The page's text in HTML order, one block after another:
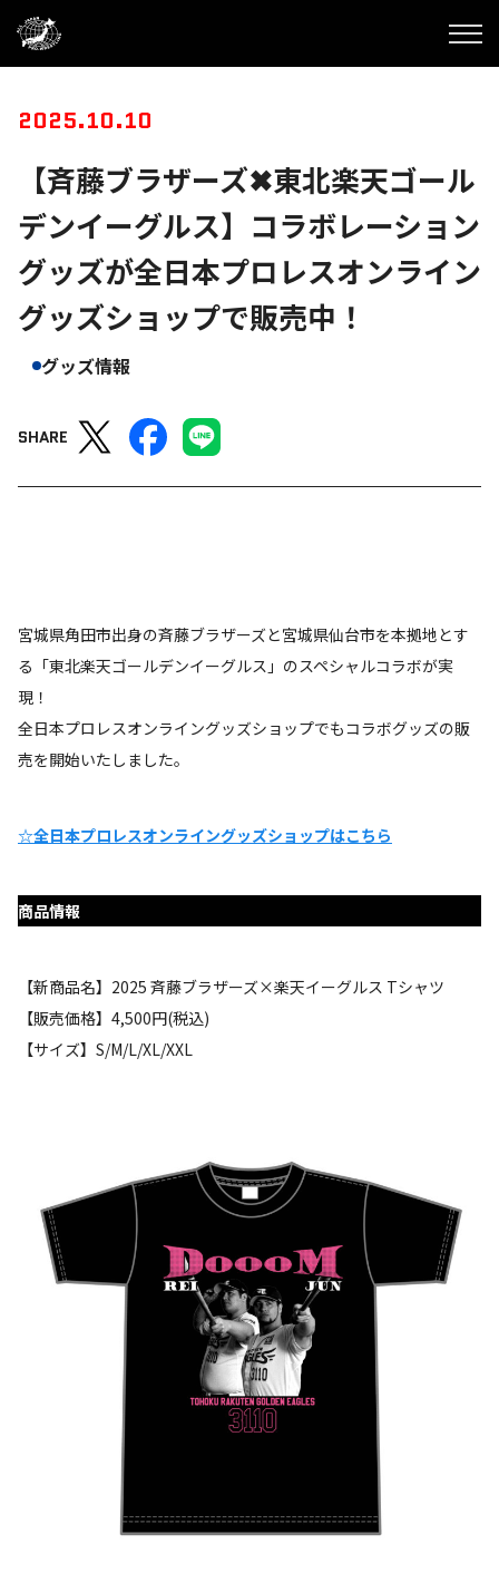
2025.10.10
【斉藤ブラザーズ✖東北楽天ゴール
デンイーグルス】コラボレーション
グッズが全日本プロレスオンライン
グッズショップで販売中！
グッズ情報
SHARE
宮城県角田市出身の斉藤ブラザーズと宮城県仙台市を本拠地とす
る「東北楽天ゴールデンイーグルス」のスペシャルコラボが実
現！
全日本プロレスオンライングッズショップでもコラボグッズの販
売を開始いたしました。
☆全日本プロレスオンライングッズショップはこちら
商品情報
【新商品名】2025 斉藤ブラザーズ×楽天イーグルス Tシャツ
【販売価格】4,500円(税込)
【サイズ】S/M/L/XL/XXL